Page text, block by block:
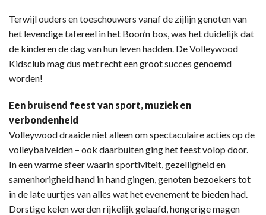
Terwijl ouders en toeschouwers vanaf de zijlijn genoten van
het levendige tafereel in het Boon’n bos, was het duidelijk dat
de kinderen de dag van hun leven hadden. De Volleywood
Kidsclub mag dus met recht een groot succes genoemd
worden!
Een bruisend feest van sport, muziek en
verbondenheid
Volleywood draaide niet alleen om spectaculaire acties op de
volleybalvelden – ook daarbuiten ging het feest volop door.
In een warme sfeer waarin sportiviteit, gezelligheid en
samenhorigheid hand in hand gingen, genoten bezoekers tot
in de late uurtjes van alles wat het evenement te bieden had.
Dorstige kelen werden rijkelijk gelaafd, hongerige magen